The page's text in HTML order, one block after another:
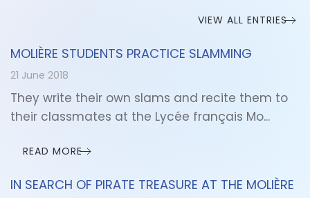
VIEW ALL ENTRIES
MOLIÈRE STUDENTS PRACTICE SLAMMING
21 June 2018
They write their own slams and recite them to
their classmates at the Lycée français Mo...
READ MORE
IN SEARCH OF PIRATE TREASURE AT THE MOLIÈRE